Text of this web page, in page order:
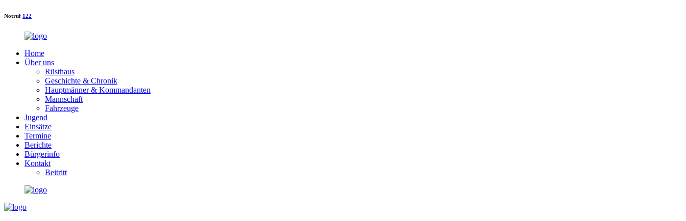
Notruf 122
Home
Über uns
Rüsthaus
Geschichte & Chronik
Hauptmänner & Kommandanten
Mannschaft
Fahrzeuge
Jugend
Einsätze
Termine
Berichte
Bürgerinfo
Kontakt
Beitritt